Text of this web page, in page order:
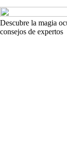
Descubre la magia
consejos de expertos